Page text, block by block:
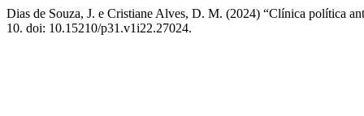
Dias de Souza, J. e Cristiane Alves, D. M. (2024) “Clínica política
10. doi: 10.15210/p31.v1i22.27024.